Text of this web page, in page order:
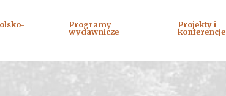
Programy
wydawnicze
Projekty i
konferencje